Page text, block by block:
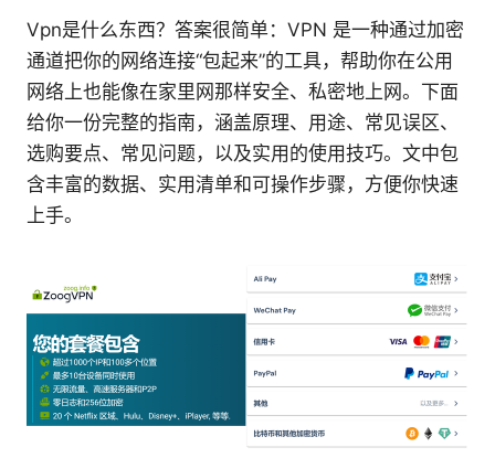
Vpn是什么东西？答案很简单：VPN 是一种通过加密
通道把你的网络连接“包起来”的工具，帮助你在公用
网络上也能像在家里网那样安全、私密地上网。下面
给你一份完整的指南，涵盖原理、用途、常见误区、
选购要点、常见问题，以及实用的使用技巧。文中包
含丰富的数据、实用清单和可操作步骤，方便你快速
上手。